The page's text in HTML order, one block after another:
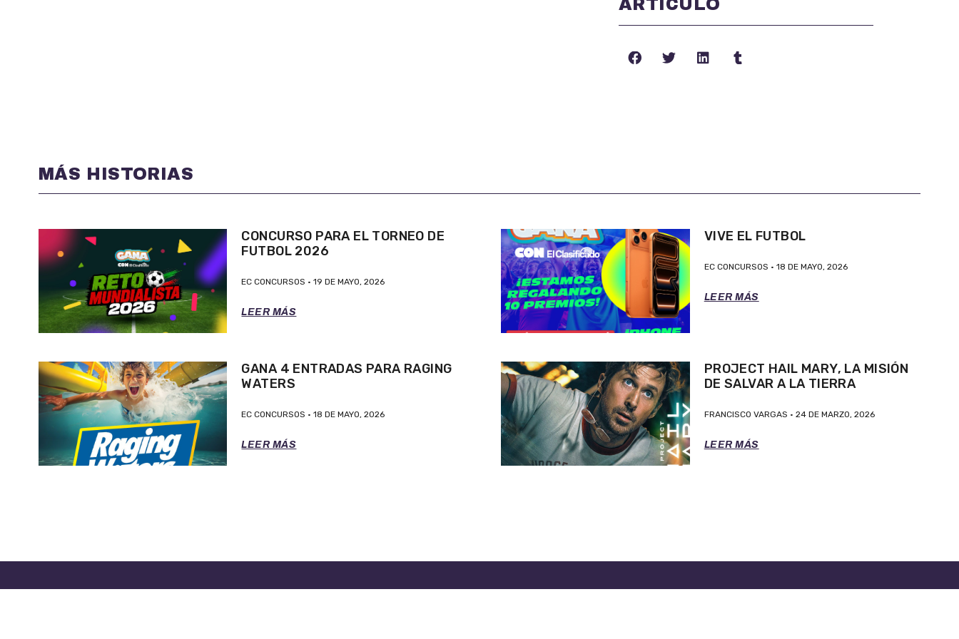
ARTÍCULO
MÁS HISTORIAS
CONCURSO PARA EL TORNEO DE
FUTBOL 2026
EC CONCURSOS 19 DE MAYO, 2026
LEER MÁS
VIVE EL FUTBOL
EC CONCURSOS 18 DE MAYO, 2026
LEER MÁS
GANA 4 ENTRADAS PARA RAGING
WATERS
EC CONCURSOS 18 DE MAYO, 2026
LEER MÁS
PROJECT HAIL MARY, LA MISIÓN
DE SALVAR A LA TIERRA
FRANCISCO VARGAS 24 DE MARZO, 2026
LEER MÁS